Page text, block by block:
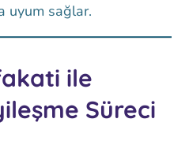
uyum sağlar.
ile
Süreci